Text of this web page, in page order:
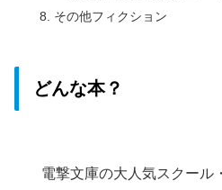
その他フィクション
どんな本？
電撃文庫の大人気スクール